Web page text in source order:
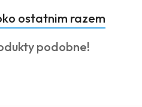
ostatnim razem
podobne!